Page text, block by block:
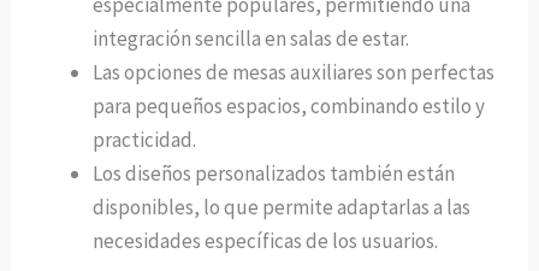
integración sencilla en salas de estar.
Las opciones de mesas auxiliares son perfectas
para pequeños espacios, combinando estilo y
practicidad.
Los diseños personalizados también están
disponibles, lo que permite adaptarlas a las
necesidades específicas de los usuarios.